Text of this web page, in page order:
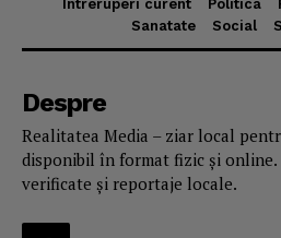
Intreruperi curent
Politica
Sanatate
Social
Despre
Realitatea Media – ziar local
disponibil în format fizic și
verificate și reportaje locale.